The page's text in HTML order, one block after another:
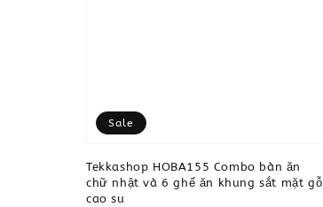
Sale
Tekkashop HOBA155 Combo bàn ăn
chữ nhật và 6 ghế ăn khung sắt mặt gỗ
cao su